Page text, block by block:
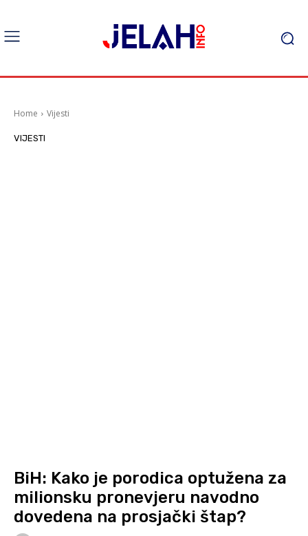
Home Vijesti
VIJESTI
BiH: Kako je porodica optužena za
milionsku pronevjeru navodno
dovedena na prosjački štap?